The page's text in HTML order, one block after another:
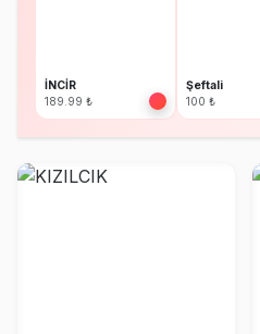
İNCİR
189.99 ₺
Şeftali
100 ₺